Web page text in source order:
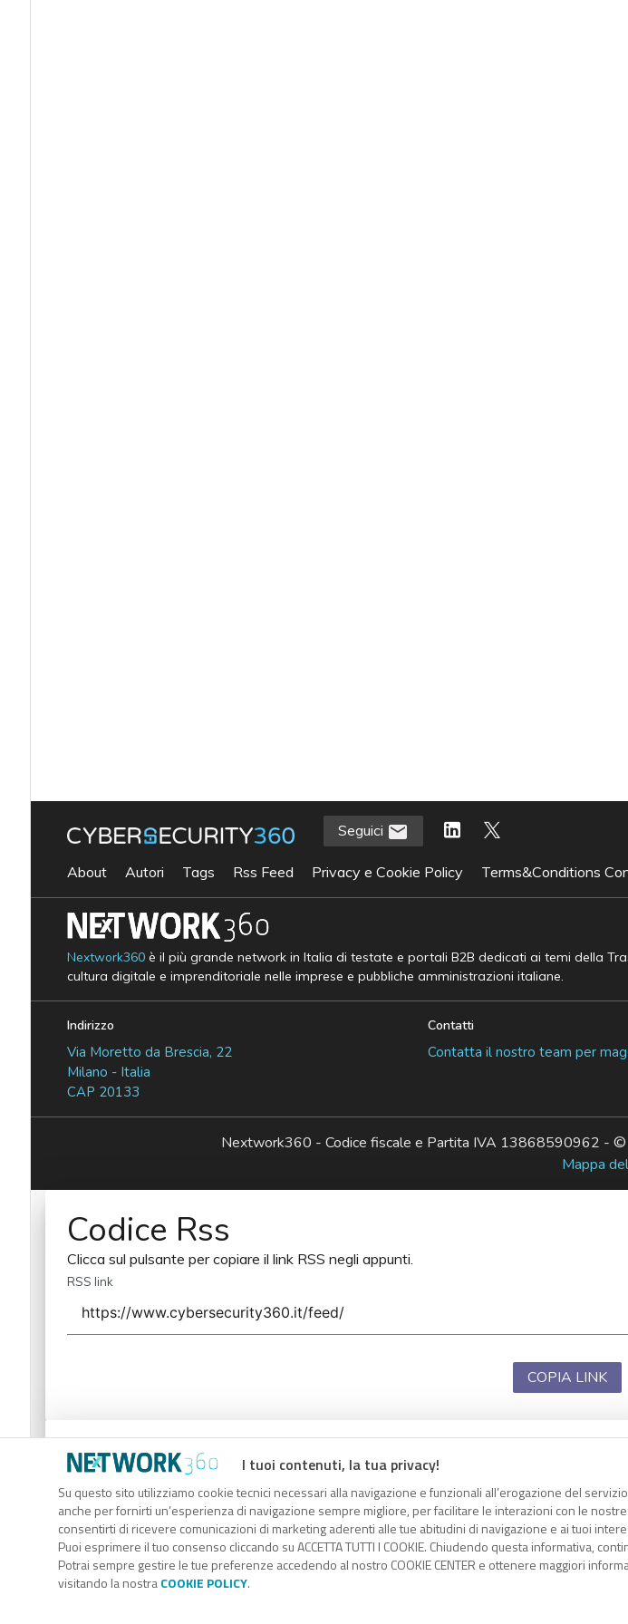
I tuoi contenuti, la tua privacy!
Su questo sito utilizziamo cookie tecnici necessari alla navigazione e funzionali all’erogazione del
anche per fornirti un’esperienza di navigazione sempre migliore, per facilitare le interazioni con le
consentirti di ricevere comunicazioni di marketing aderenti alle tue abitudini di navigazione e ai tuoi
Puoi esprimere il tuo consenso cliccando su ACCETTA TUTTI I COOKIE. Chiudendo questa informativa,
Potrai sempre gestire le tue preferenze accedendo al nostro COOKIE CENTER e ottenere maggiori
visitando la nostraCOOKIE POLICY.
Seguici
About Autori Tags Rss Feed Privacy e Cookie Policy Terms&Conditions
Nextwork360è il più grande network in Italia di testate e portali B2B dedicati ai temi della
cultura digitale e imprenditoriale nelle imprese e pubbliche amministrazioni italiane.
Indirizzo
Via Moretto da Brescia, 22
Milano - Italia
CAP 20133
Contatti
Contatta il nostro team per
Nextwork360 - Codice fiscale e Partita IVA 13868590962 -
Mappa
Codice Rss
Clicca sul pulsante per copiare il link RSS negli appunti.
RSS link
COPIA LINK
Codice Rss
Clicca sul pulsante per copiare il link RSS negli appunti.
RSS link